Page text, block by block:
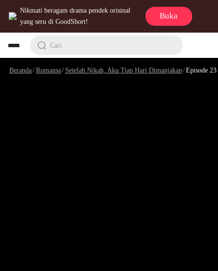
Nikmati beragam drama pendek orisinal
yang seru di GoodShort!
Buka
Cari
Beranda/Romansa/ Setelah Nikah, Aku Tiap Hari Dimanjakan/Episode 23